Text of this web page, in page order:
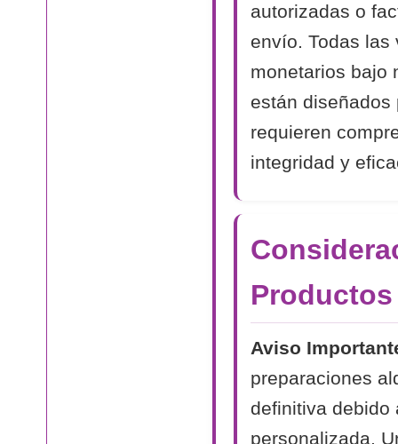
autorizadas o
envío. Todas
monetarios bajo
están
requieren
integridad y
Aviso
preparaciones
definitiva debido
personalizada.